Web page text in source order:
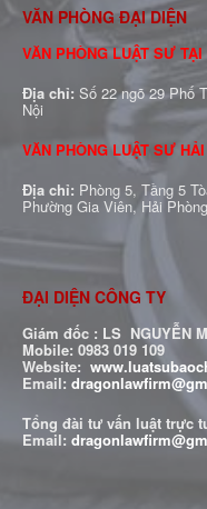
VĂN PHÒNG ĐẠI DIỆN
VĂN PHÒNG LUẬT SƯ
Địa chỉ: Số 22 ngõ 29 Phố
Nội
VĂN PHÒNG LUẬT SƯ
Địa chỉ: Phòng 5, Tầng 5
Phường Gia Viên, Hải Phòng
ĐẠI DIỆN CÔNG TY
Giám đốc : LS NGUYỄN
Mobile: 0983 019 109
Website:
Email:
Tổng đài tư vấn luật trực
Email: